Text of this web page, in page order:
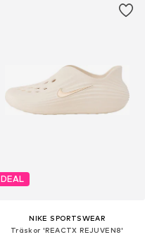
DEAL
NIKE SPORTSWEAR
Träskor 'REACTX REJUVEN8'